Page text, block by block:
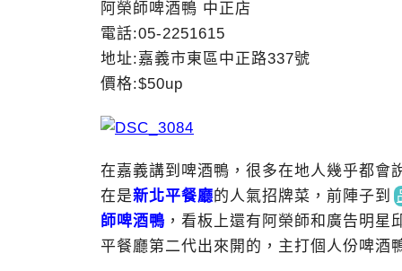
阿榮師啤酒鴨 中正店
電話:05-2251615
地址:嘉義市東區中正路337號
價格:$50up
在嘉義講到啤酒鴨，很多在地人幾乎都會
在是新北平餐廳的人氣招牌菜，前陣子到
師啤酒鴨 ，看板上還有阿榮師和廣告明
平餐廳第二代出來開的，主打個人份啤酒